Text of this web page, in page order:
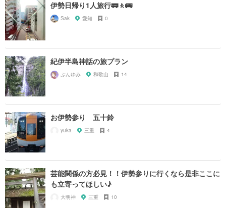
伊勢日帰り1人旅行🚃🚶🚌
Sak 愛知 0
紀伊半島神話の旅プラン
ぶんゆみ 和歌山 14
お伊勢参り 五十鈴
yuka 三重 4
芸能関係の方必見！！伊勢参りに行くなら是非ここに
も立寄ってほしい♪
大明神 三重 10